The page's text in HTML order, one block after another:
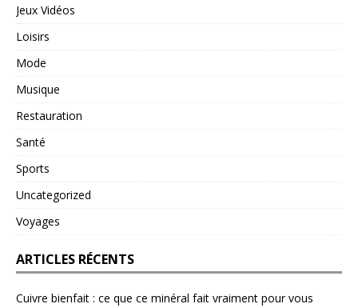
Jeux Vidéos
Loisirs
Mode
Musique
Restauration
Santé
Sports
Uncategorized
Voyages
ARTICLES RÉCENTS
Cuivre bienfait : ce que ce minéral fait vraiment pour vous